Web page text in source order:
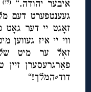
איבער יהודה.“(לו)
געענטפערט דעם
זאָגט יי דער
ווי יי איז
זאָל ער מיט
פאַרגרעסערן
דוד⸗המלך!“